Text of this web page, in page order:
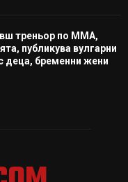
треньор по ММА,
публикува вулгарни
деца, бременни жени